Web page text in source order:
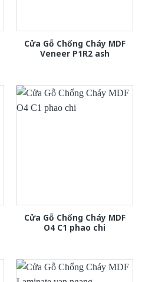
Cửa Gỗ Chống Cháy MDF
Veneer P1R2 ash
Cửa Gỗ Chống Cháy MDF
O4 C1 phao chi